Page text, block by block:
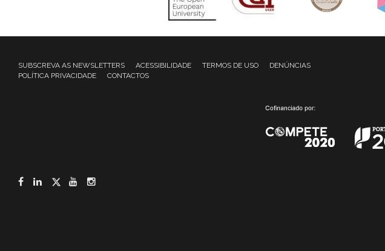
SUBSCREVA AS NEWSLETTERS ACESSIBILIDADE TERMOS DE USO
DENÚNCIAS
POLÍTICA PRIVACIDADE
CONTACTOS
Facebook
LinkedIn
Twitter
YouTube